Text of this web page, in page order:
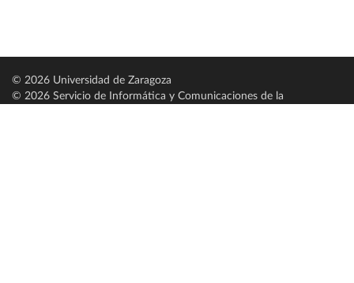
© 2026 Universidad de Zaragoza
© 2026 Servicio de Informática y Comunicaciones de la